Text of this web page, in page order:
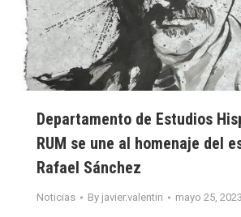
Departamento de Estudios
RUM se une al homenaje del
Rafael Sánchez
Noticias By javier.valentin mayo 25, 2023